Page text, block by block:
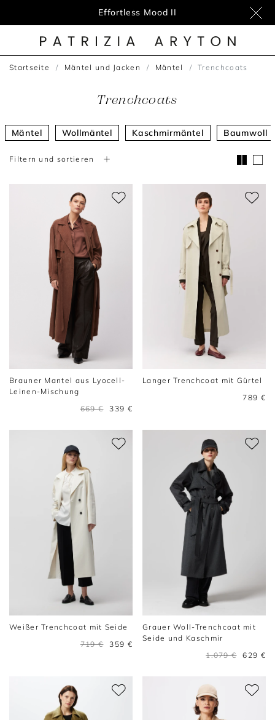
Effortless Mood II
Startseite Mäntel und Jacken Mäntel Trenchcoats
Trenchcoats
Mäntel Wollmäntel Kaschmirmäntel Baumwoll
Filtern und sortieren
Brauner Mantel aus Lyocell-
Leinen-Mischung
669 €
339 €
Langer Trenchcoat mit Gürtel
789 €
Weißer Trenchcoat mit Seide
719 €
359 €
Grauer Woll-Trenchcoat mit
Seide und Kaschmir
1.079 €
629 €